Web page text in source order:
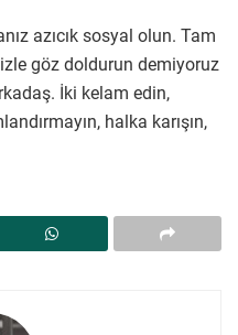
azıcık sosyal olun. Tam
göz doldurun demiyoruz
İki kelam edin,
halka karışın,